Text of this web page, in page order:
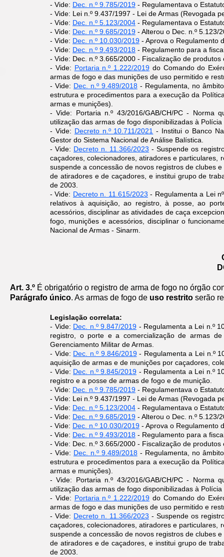
- Vide: Dec. n.º 9.785/2019 - Regulamentava o
- Vide: Lei n.º 9.437/1997 - Lei de Armas (Revogada
- Vide: Dec. n.º 5.123/2004 - Regulamentava o
- Vide: Dec. n.º 9.685/2019 - Alterou o Dec. n.º 5.123/
- Vide: Dec. n.º 10.030/2019 - Aprova o Regulamento
- Vide: Dec. n.º 9.493/2018 - Regulamento para a
- Vide: Dec. n.º 3.665/2000 - Fiscalização de
- Vide: Portaria n.º 1.222/2019 do Comando do
armas de fogo e das munições de uso permitido e
​- Vide: Dec. n.º 9.489/2018- Regulamenta, no
estrutura e procedimentos para a execução da
armas e munições).
- Vide: Portaria n.º 43/2016/GAB/CH/PC - Norma
utilização das armas de fogo disponibilizadas à
​- Vide: Decreto n.º 10.711/2021 - Institui o Banco
Gestor do Sistema Nacional de Análise Balística.
- Vide: Decreto n. 11.366/2023 - Suspende os
caçadores, colecionadores, atiradores e particulares,
suspende a concessão de novos registros de clubes
de atiradores e de caçadores, e institui grupo de
de 2003.
- Vide: Decreto n. 11.615/2023 - Regulamenta a Lei
relativos à aquisição, ao registro, à posse, ao
acessórios, disciplinar as atividades de caça
fogo, munições e acessórios, disciplinar o funcion
Nacional de Armas - Sinarm.
Art. 3.º É obrigatório o registro de arma de fogo no órgão
Parágrafo único. As armas de fogo de uso restrito serão
Legislação correlata:
- Vide: Dec. n.º 9.847/2019 - Regulamenta a Lei n.º
registro, o porte e a comercialização de armas
Gerenciamento Militar de Armas.
- Vide: Dec. n.º 9.846/2019 - Regulamenta a Lei n.º
aquisição de armas e de munições por caçadores,
- Vide: Dec. n.º 9.845/2019 - Regulamenta a Lei n.º
registro e a posse de armas de fogo e de munição.
- Vide: Dec. n.º 9.785/2019 - Regulamentava o
- Vide: Lei n.º 9.437/1997 - Lei de Armas (Revogada
- Vide: Dec. n.º 5.123/2004 - Regulamentava o
- Vide: Dec. n.º 9.685/2019 - Alterou o Dec. n.º 5.123/
- Vide: Dec. n.º 10.030/2019 - Aprova o Regulamento
- Vide: Dec. n.º 9.493/2018 - Regulamento para a
- Vide: Dec. n.º 3.665/2000 - Fiscalização de
​​- Vide: Dec. n.º 9.489/2018- Regulamenta, no
estrutura e procedimentos para a execução da
armas e munições).
- Vide: Portaria n.º 43/2016/GAB/CH/PC - Norma
utilização das armas de fogo disponibilizadas à
- Vide: Portaria n.º 1.222/2019 do Comando do
armas de fogo e das munições de uso permitido e
- Vide: Decreto n. 11.366/2023 - Suspende os
caçadores, colecionadores, atiradores e particulares,
suspende a concessão de novos registros de clubes
de atiradores e de caçadores, e institui grupo de
de 2003.